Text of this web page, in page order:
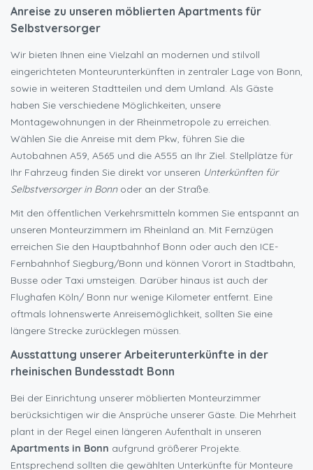
Anreise zu unseren möblierten Apartments für
Selbstversorger
Wir bieten Ihnen eine Vielzahl an modernen und stilvoll
eingerichteten Monteurunterkünften in zentraler Lage von Bonn,
sowie in weiteren Stadtteilen und dem Umland. Als Gäste
haben Sie verschiedene Möglichkeiten, unsere
Montagewohnungen in der Rheinmetropole zu erreichen.
Wählen Sie die Anreise mit dem Pkw, führen Sie die
Autobahnen A59, A565 und die A555 an Ihr Ziel. Stellplätze für
Ihr Fahrzeug finden Sie direkt vor unseren Unterkünften für
Selbstversorger in Bonnoder an der Straße.
Mit den öffentlichen Verkehrsmitteln kommen Sie entspannt an
unseren Monteurzimmern im Rheinland an. Mit Fernzügen
erreichen Sie den Hauptbahnhof Bonn oder auch den ICE-
Fernbahnhof Siegburg/Bonn und können Vorort in Stadtbahn,
Busse oder Taxi umsteigen. Darüber hinaus ist auch der
Flughafen Köln/ Bonn nur wenige Kilometer entfernt. Eine
oftmals lohnenswerte Anreisemöglichkeit, sollten Sie eine
längere Strecke zurücklegen müssen.
Ausstattung unserer Arbeiterunterkünfte in der
rheinischen Bundesstadt Bonn
Bei der Einrichtung unserer möblierten Monteurzimmer
berücksichtigen wir die Ansprüche unserer Gäste. Die Mehrheit
plant in der Regel einen längeren Aufenthalt in unseren
Apartments in Bonn aufgrund größerer Projekte.
Entsprechend sollten die gewählten Unterkünfte für Monteure